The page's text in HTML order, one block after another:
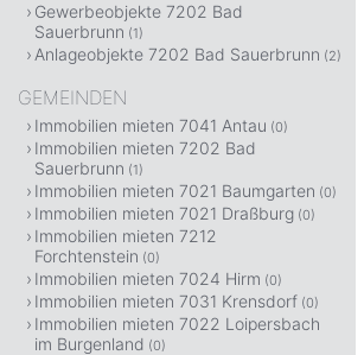
Gewerbeobjekte 7202 Bad
Sauerbrunn (1)
Anlageobjekte 7202 Bad Sauerbrunn (2)
GEMEINDEN
Immobilien mieten 7041 Antau (0)
Immobilien mieten 7202 Bad
Sauerbrunn (1)
Immobilien mieten 7021 Baumgarten (0)
Immobilien mieten 7021 Draßburg (0)
Immobilien mieten 7212
Forchtenstein (0)
Immobilien mieten 7024 Hirm (0)
Immobilien mieten 7031 Krensdorf (0)
Immobilien mieten 7022 Loipersbach
im Burgenland (0)